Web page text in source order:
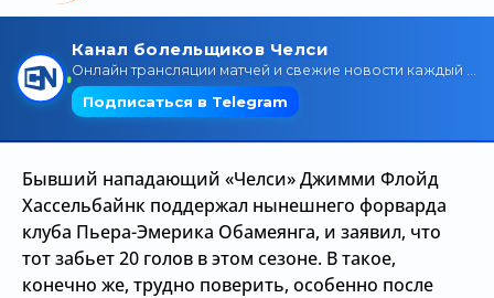
Бывший нападающий «Челси» Джимми Флойд
Хассельбайнк поддержал нынешнего форварда
клуба Пьера-Эмерика Обамеянга, и заявил, что
тот забьет 20 голов в этом сезоне. В такое,
конечно же, трудно поверить, особенно после
Календарь игр
Состав команды
Поиск по сайту
Трансляции
О сайте
Контакты